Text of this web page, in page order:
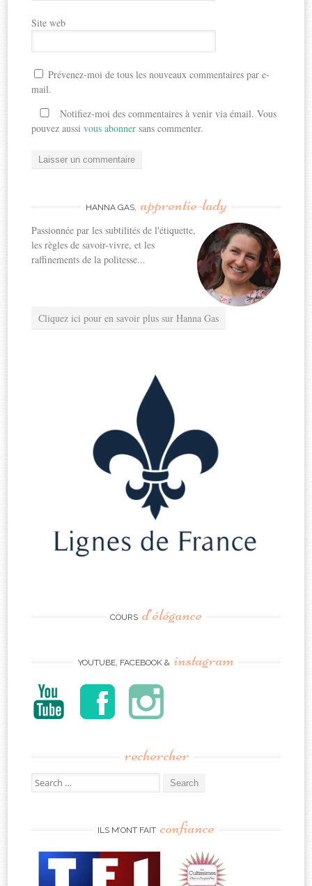
Site web
Prévenez-moi de tous les nouveaux commentaires par e-
mail.
Notifiez-moi des commentaires à venir via émail. Vous
pouvez aussivous abonner sans commenter.
HANNA GAS, apprentie-lady
Passionnée par les subtilités de l'étiquette,
les règles de savoir-vivre, et les
raffinements de la politesse...
Cliquez ici pour en savoir plus sur Hanna Gas
COURS d’élégance
YOUTUBE, FACEBOOK & instagram
rechercher
Search
for:
ILS M’ONT FAIT confiance